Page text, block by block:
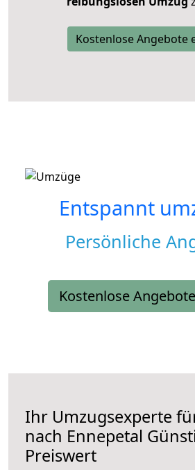
Kostenlose Angebote
Entspannt
Persönliche
Kostenlose
Ihr Umzugsexperte
nach Ennepetal
Preiswert